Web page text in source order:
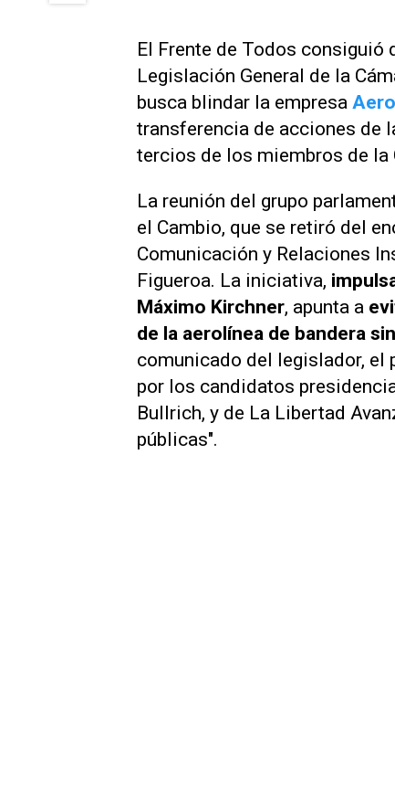
El Frente de Todos consiguió
Legislación General de la
busca blindar la empresa
transferencia de acciones de
tercios de los miembros de la
La reunión del grupo
el Cambio, que se retiró del
Comunicación y Relaciones
Figueroa. La iniciativa,
Máximo Kirchner, apunta a
de la aerolínea de bandera
comunicado del legislador, el
por los candidatos
Bullrich, y de La Libertad
públicas".